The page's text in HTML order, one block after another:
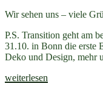
Wir sehen uns – viele
P.S. Transition geht am
31.10. in Bonn die erste
Deko und Design, mehr
„#AllefürsKlima
weiterlesen